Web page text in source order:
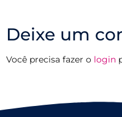
Deixe um
Você precisa fazer o login